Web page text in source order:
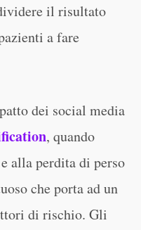
il risultato
a fare
dei social media
, quando
alla perdita di perso
che porta ad un
di rischio. Gli